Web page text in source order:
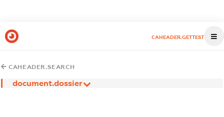
CAHEADER.GETTEST
CAHEADER.SEARCH
document.dossier